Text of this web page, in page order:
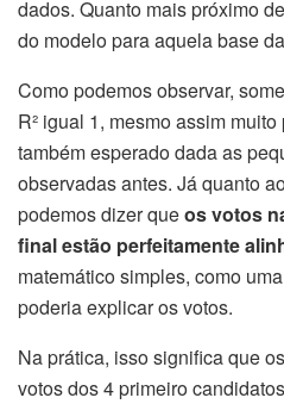
dados. Quanto mais próximo
do modelo para aquela base
Como podemos observar,
R² igual 1, mesmo assim
também esperado dada as
observadas antes. Já quanto
podemos dizer queos votos
final estão perfeitamente
matemático simples, como
poderia explicar os votos.
Na prática, isso significa que
votos dos 4 primeiro